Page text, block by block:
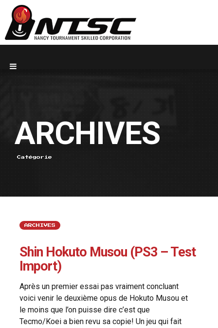
ARCHIVES
Catégorie
ARCHIVES
Shin Hokuto Musou (PS3 – Test
Import)
Après un premier essai pas vraiment concluant
voici venir le deuxième opus de Hokuto Musou et
le moins que l’on puisse dire c’est que
Tecmo/Koei a bien revu sa copie! Un jeu qui fait